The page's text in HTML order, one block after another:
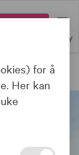
Meny
for å
Her kan